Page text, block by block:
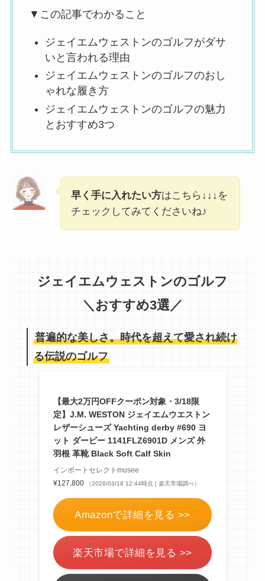
▼この記事でわかること
ジェイエムウェストンのゴルフがダサ
いと言われる理由
ジェイエムウェストンのゴルフのおし
ゃれな履き方
ジェイエムウェストンのゴルフの魅力
とおすすめ3つ
早く手に入れたい方はこちら↓↓↓を
チェックしてみてくださいね♪
ジェイエムウェストンのゴルフ
＼おすすめ3選／
普遍的な美しさ。時代を超えて愛され続け
る伝説のゴルフ
【最大2万円OFFクーポン対象・3/18限
定】J.M. WESTON ジェイエムウエストン
レザーシューズ Yachting derby #690 ヨ
ット ダービー 1141FLZ6901D メンズ 外
羽根 革靴 Black Soft Calf Skin
インポートセレクトmusee
¥127,800
（2026/03/18 12:44時点 | 楽天市場調べ）
Amazonで詳細を見る >>
楽天市場で詳細を見る >>